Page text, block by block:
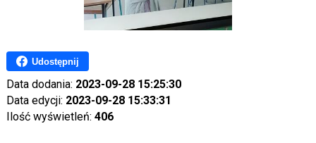
Udostępnij
Data dodania: 2023-09-28 15:25:30
Data edycji: 2023-09-28 15:33:31
Ilość wyświetleń: 406